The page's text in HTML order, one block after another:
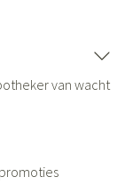
van wacht